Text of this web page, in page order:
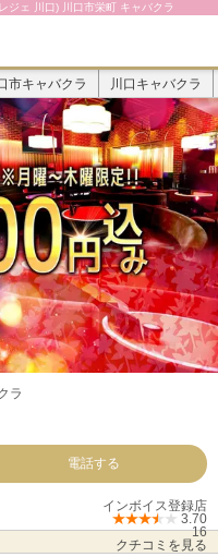
ジェ 川口) 川口市栄町 キャバクラ
市キャバクラ 川口キャバクラ
ラ
電話する
インボイス登録店
3.70
16
クチコミを見る